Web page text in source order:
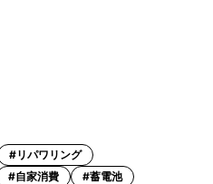
#リパワリング
#自家消費
#蓄電池